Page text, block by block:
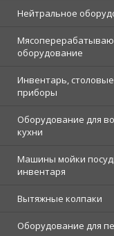
Нейтральное
оборудование
Инвентарь, столовые
приборы
Оборудование для
кухни
Машины мойки
инвентаря
Вытяжные колпаки
Оборудование для